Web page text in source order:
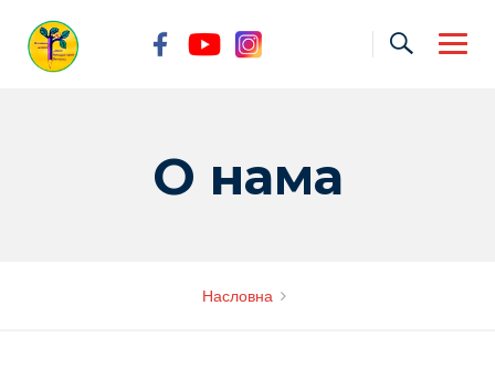
content
О нама
Насловна